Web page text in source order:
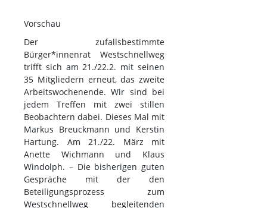
Vorschau
Der zufallsbestimmte
Bürger*innenrat Westschnellweg
trifft sich am 21./22.2. mit seinen
35 Mitgliedern erneut, das zweite
Arbeitswochenende. Wir sind bei
jedem Treffen mit zwei stillen
Beobachtern dabei. Dieses Mal mit
Markus Breuckmann und Kerstin
Hartung. Am 21./22. März mit
Anette Wichmann und Klaus
Windolph. – Die bisherigen guten
Gespräche mit der den
Beteiligungsprozess zum
Westschnellweg begleitenden